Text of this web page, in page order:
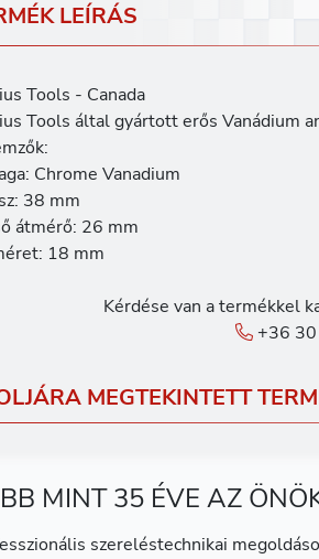
LEÍRÁS
Tools - Canada
Tools által gyártott erős Vanádium
Chrome Vanadium
38 mm
átmérő: 26 mm
18 mm
Kérdése van a termékkel
+36 30
MEGTEKINTETT
MINT 35 ÉVE AZ
szereléstechnikai